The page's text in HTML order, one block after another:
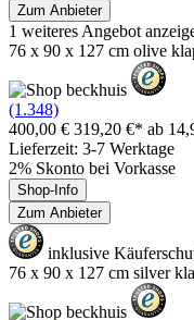
Zum Anbieter
1 weiteres Angebot
76 x 90 x 127 cm olive
(1.348)
400,00 € 319,20 €* ab
Lieferzeit: 3-7 Werktage
2% Skonto bei Vorkasse
Shop-Info
Zum Anbieter
inklusive
76 x 90 x 127 cm silver